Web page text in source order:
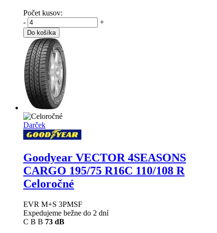
Počet kusov:
-
+
Do košíka
Darček
Goodyear VECTOR 4SEASONS
CARGO 195/75 R16C 110/108 R
Celoročné
EVR M+S 3PMSF
Expedujeme bežne do 2 dní
C B B 73 dB